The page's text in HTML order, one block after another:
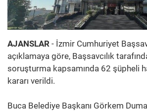
AJANSLAR - İzmir Cumhuriyet
açıklamaya göre, Başsavcılık
soruşturma kapsamında 62 şüpheli
kararı verildi.
Buca Belediye Başkanı Görkem